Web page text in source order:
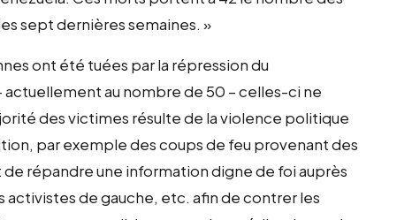
sept dernières semaines. »
ont été tuées par la répression du
au nombre de 50 – celles-ci ne
des victimes résulte de la violence politique
par exemple des coups de feu provenant des
répandre une information digne de foi auprès
de gauche, etc. afin de contrer les